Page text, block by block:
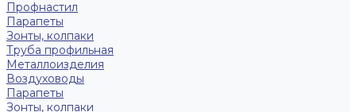
Профнастил
Парапеты
Зонты, колпаки
Труба профильная
Металлоизделия
Воздуховоды
Парапеты
Зонты, колпаки